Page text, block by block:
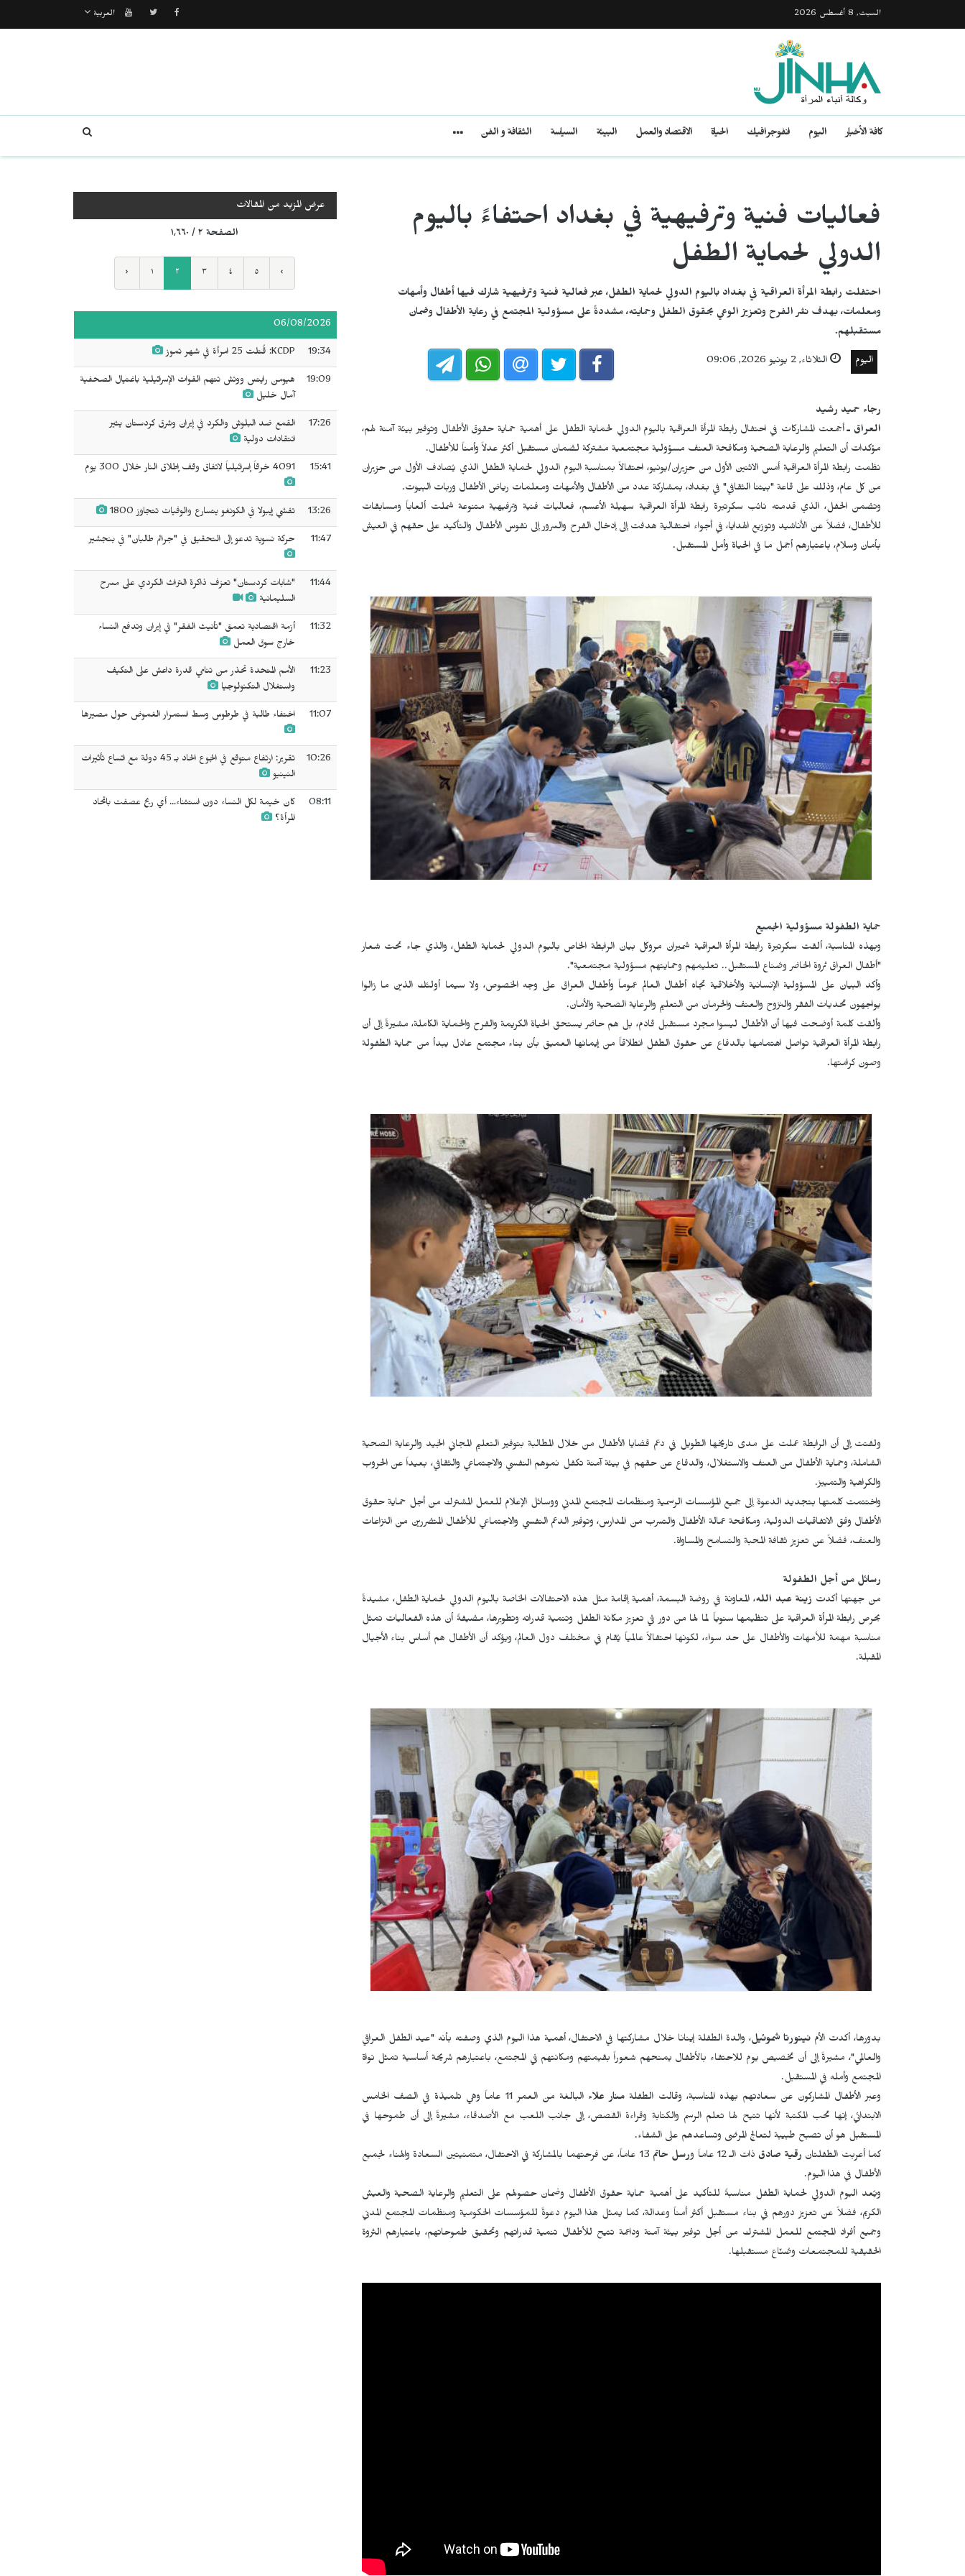
السبت, 8 أغسطس 2026 العربية
كافة الأخبار اليوم انفوجرافيك الحياة الاقتصاد والعمل البيئة السياسة الثقافة و الفن
فعاليات فنية وترفيهية في بغداد احتفاءً باليوم
الدولي لحماية الطفل
احتفلت رابطة المرأة العراقية في بغداد باليوم الدولي لحماية الطفل، عبر فعالية فنية وترفيهية شارك فيها أطفال وأمهات
ومعلمات، بهدف نشر الفرح وتعزيز الوعي بحقوق الطفل وحمايته، مشددةً على مسؤولية المجتمع في رعاية الأطفال وضمان
مستقبلهم.
اليوم الثلاثاء, 2 يونيو 2026, 09:06
رجاء حميد رشيد
العراق ـأجمعت المشاركات في احتفال رابطة المرأة العراقية باليوم الدولي لحماية الطفل على أهمية حماية حقوق الأطفال وتوفير بيئة آمنة لهم،
مؤكدات أن التعليم والرعاية الصحية ومكافحة العنف مسؤولية مجتمعية مشتركة لضمان مستقبل أكثر عدلاً وأمناً للأطفال.
نظمت رابطة المرأة العراقية أمس الاثنين الأول من حزيران/يونيو، احتفالاً بمناسبة اليوم الدولي لحماية الطفل الذي يُصادف الأول من حزيران
من كل عام، وذلك على قاعة "بيتنا الثقافي" في بغداد، بمشاركة عدد من الأطفال والأمهات ومعلمات رياض الأطفال وربات البيوت.
وتضمن الحفل، الذي قدمته نائب سكرتيرة رابطة المرأة العراقية سهيلة الأعسم، فعاليات فنية وترفيهية متنوعة شملت ألعاباً ومسابقات
للأطفال، فضلاً عن الأناشيد وتوزيع الهدايا، في أجواء احتفالية هدفت إلى إدخال الفرح والسرور إلى نفوس الأطفال والتأكيد على حقهم في العيش
بأمان وسلام، باعتبارهم أجمل ما في الحياة وأمل المستقبل.
حماية الطفولة مسؤولية الجميع
وبهذه المناسبة، ألقت سكرتيرة رابطة المرأة العراقية شميران مروكل بيان الرابطة الخاص باليوم الدولي لحماية الطفل، والذي جاء تحت شعار
"أطفال العراق ثروة الحاضر وصُناع المستقبل.. تعليمهم وحمايتهم مسؤولية مجتمعية".
وأكد البيان على المسؤولية الإنسانية والأخلاقية تجاه أطفال العالم عموماً وأطفال العراق على وجه الخصوص، ولا سيما أولئك الذين ما زالوا
يواجهون تحديات الفقر والنزوح والعنف والحرمان من التعليم والرعاية الصحية والأمان.
وألقت كلمة أوضحت فيها أن الأطفال ليسوا مجرد مستقبل قادم، بل هم حاضر يستحق الحياة الكريمة والفرح والحماية الكاملة، مشيرةً إلى أن
رابطة المرأة العراقية تواصل اهتمامها بالدفاع عن حقوق الطفل انطلاقاً من إيمانها العميق بأن بناء مجتمع عادل يبدأ من حماية الطفولة
وصون كرامتها.
ولفتت إلى أن الرابطة عملت على مدى تاريخها الطويل في دعم قضايا الأطفال من خلال المطالبة بتوفير التعليم المجاني الجيد والرعاية الصحية
الشاملة، وحماية الأطفال من العنف والاستغلال، والدفاع عن حقهم في بيئة آمنة تكفل نموهم النفسي والاجتماعي والثقافي، بعيداً عن الحروب
والكراهية والتمييز.
واختتمت كلمتها بتجديد الدعوة إلى جميع المؤسسات الرسمية ومنظمات المجتمع المدني ووسائل الإعلام للعمل المشترك من أجل حماية حقوق
الأطفال وفق الاتفاقيات الدولية، ومكافحة عمالة الأطفال والتسرب من المدارس، وتوفير الدعم النفسي والاجتماعي للأطفال المتضررين من النزاعات
والعنف، فضلاً عن تعزيز ثقافة المحبة والتسامح والمساواة.
رسائل من أجل الطفولة
من جهتها أكدت زينة عبد الله، المعاونة في روضة البسمة، أهمية إقامة مثل هذه الاحتفالات الخاصة باليوم الدولي لحماية الطفل، مشيدةً
بحرص رابطة المرأة العراقية على تنظيمها سنوياً لما لها من دور في تعزيز مكانة الطفل وتنمية قدراته وتطويرها، مضيفةً أن هذه الفعاليات تمثل
مناسبة مهمة للأمهات والأطفال على حد سواء، لكونها احتفالاً عالمياً يُقام في مختلف دول العالم، ويؤكد أن الأطفال هم أساس بناء الأجيال
المقبلة.
بدورها، أكدت الأم نينورتا شموئيل، والدة الطفلة إينانا خلال مشاركتها في الاحتفال، أهمية هذا اليوم الذي وصفته بأنه "عيد الطفل العراقي
والعالمي"، مشيرةً إلى أن تخصيص يوم للاحتفاء بالأطفال يمنحهم شعوراً بقيمتهم ومكانتهم في المجتمع، باعتبارهم شريحة أساسية تمثل نواة
المجتمع وأمله في المستقبل.
وعبر الأطفال المشاركون عن سعادتهم بهذه المناسبة، وقالت الطفلة منار علاء
البالغة من العمر 11 عاماً وهي تلميذة في الصف الخامس
الابتدائي، إنها تحب المكتبة لأنها تتيح لها تعلم الرسم والكتابة وقراءة القصص، إلى جانب اللعب مع الأصدقاء، مشيرةً إلى أن طموحها في
المستقبل هو أن تصبح طبيبة لتعالج المرضى وتساعدهم على الشفاء.
كما أعربت الطفلتان رقية صادق ذات الـ 12 عاماَ و رسل حاتم
13 عاماً، عن فرحتهما بالمشاركة في الاحتفال، متمنيتين السعادة والهناء لجميع
الأطفال في هذا اليوم.
ويُعد اليوم الدولي لحماية الطفل مناسبةً للتأكيد على أهمية حماية حقوق الأطفال وضمان حصولهم على التعليم والرعاية الصحية والعيش
الكريم، فضلاً عن تعزيز دورهم في بناء مستقبل أكثر أمناً وعدالة، كما يمثل هذا اليوم دعوةً للمؤسسات الحكومية ومنظمات المجتمع المدني
وجميع أفراد المجتمع للعمل المشترك من أجل توفير بيئة آمنة وداعمة تتيح للأطفال تنمية قدراتهم وتحقيق طموحاتهم، باعتبارهم الثروة
الحقيقية للمجتمعات وصُنّاع مستقبلها.
عرض المزيد من المقالات
الصفحة ٢ / ١٬٦٦٠
‹ ١ ٢ ٣ ٤ ٥ ›
06/08/2026
19:34 KCDP: قُتلت 25 امرأة في شهر تموز
19:09
هيومن رايتس ووتش تتهم القوات الإسرائيلية باغتيال الصحفية
آمال خليل
17:26
القمع ضد البلوش والكرد في إيران وشرق كردستان يثير
انتقادات دولية
15:41 4091 خرقاً إسرائيلياً لاتفاق وقف إطلاق النار خلال 300 يوم
13:26 تفشي إيبولا في الكونغو يتسارع والوفيات تتجاوز 1800
11:47 حركة نسوية تدعو إلى التحقيق في "جرائم طالبان" في بنجشير
11:44
"شابات كردستان" تعزف ذاكرة التراث الكردي على مسرح
السليمانية
11:32
أزمة اقتصادية تعمق "تأنيث الفقر" في إيران وتدفع النساء
خارج سوق العمل
11:23
الأمم المتحدة تحذر من تنامي قدرة داعش على التكيف
واستغلال التكنولوجيا
11:07 اختفاء طالبة في طرطوس وسط استمرار الغموض حول مصيرها
10:26
تقرير: ارتفاع متوقع في الجوع الحاد بـ 45 دولة مع اتساع تأثيرات
النينيو
08:11
كان خيمة لكل النساء دون استثناء... أي ريح عصفت باتحاد
المرأة؟